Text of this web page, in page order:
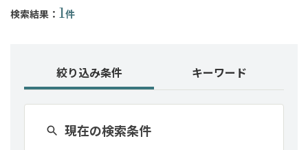
検索結果： 1件
絞り込み条件 キーワード
現在の検索条件